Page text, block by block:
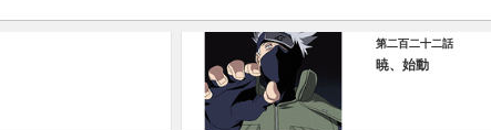
第二百二十二話
暁、始動